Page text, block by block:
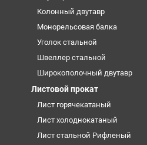
Колонный двутавр
Монорельсовая балка
Уголок стальной
Швеллер стальной
Широкополочный двутавр
Листовой прокат
Лист горячекатаный
Лист холоднокатаный
Лист стальной Рифленый